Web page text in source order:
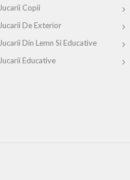
Jucarii Copii
Jucarii De Exterior
Jucarii Din Lemn Si Educative
Jucarii Educative